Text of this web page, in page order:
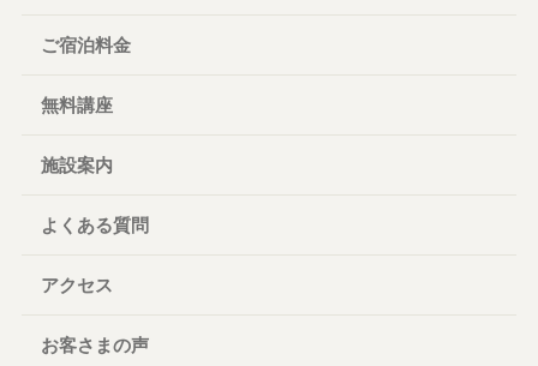
ご宿泊料金
無料講座
施設案内
よくある質問
アクセス
お客さまの声